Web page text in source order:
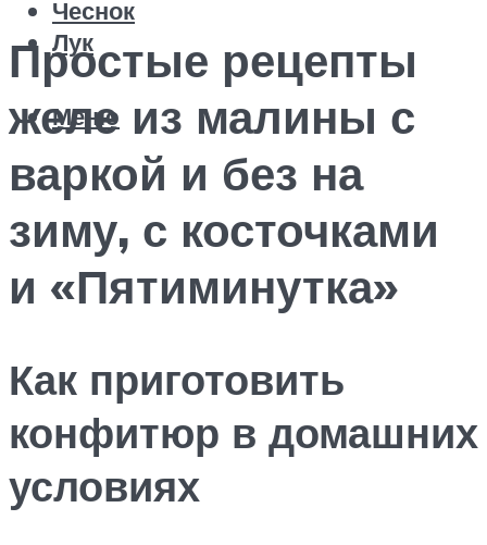
Чеснок
Лук
Меню
Простые рецепты
желе из малины с
варкой и без на
зиму, с косточками
и «Пятиминутка»
Как приготовить
конфитюр в домашних
условиях